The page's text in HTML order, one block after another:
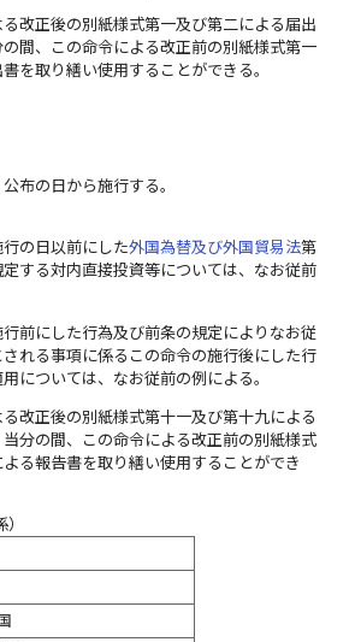
る改正後の別紙様式第一及び第二による届出
間、この命令による改正前の別紙様式第一
を取り繕い使用することができる。
布の日から施行する。
行の日以前にした外国為替及び外国貿易法第
する対内直接投資等については、なお従前
行前にした行為及び前条の規定によりなお従
れる事項に係るこの命令の施行後にした行
については、なお従前の例による。
改正後の別紙様式第十一及び第十九による
分の間、この命令による改正前の別紙様式
る報告書を取り繕い使用することができ